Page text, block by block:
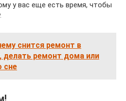
у вас еще есть время, чтобы
снится ремонт в
делать ремонт дома или
сне